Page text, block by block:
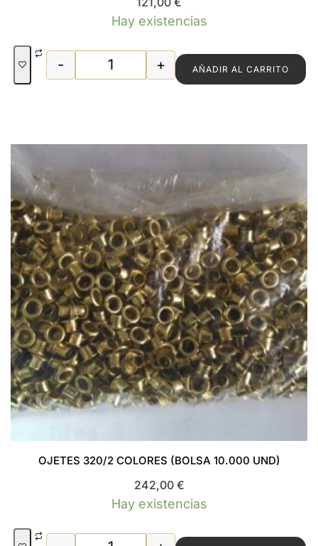
Hay existencias
OJETES 320/17- 930 LATONADO
- + AÑADIR AL CARRITO
OJETES 320/2 COLORES (BOLSA 10.000 UND)
242,00 €
Hay existencias